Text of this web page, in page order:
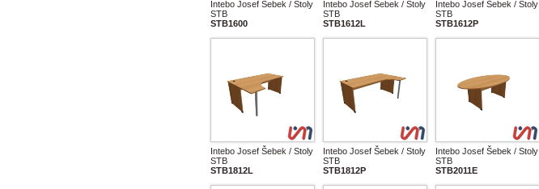
Intebo Josef Šebek / Stoly
STB
STB1600
Intebo Josef Šebek / Stoly
STB
STB1612L
Intebo Josef Šebek / Stoly
STB
STB1612P
Intebo Josef Šebek / Stoly
STB
STB1812L
Intebo Josef Šebek / Stoly
STB
STB1812P
Intebo Josef Šebek / Stoly
STB
STB2011E